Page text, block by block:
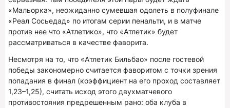
«Мальорка», неожиданно сумевшая одолеть в полуфинале
«Реал Сосьедад» по итогам серии пенальти, и в матче
против нее что «Атлетико», что «Атлетик» будет
рассматриваться в качестве фаворита.
Несмотря на то, что «Атлетик Бильбао» после гостевой
победы закономерно считается фаворитом с точки зрения
попадания в финал (коэффициент на его проход составляет
1,23–1,25), считать исход этого двухматчевого
противостояния предрешенным рано: оба клуба в